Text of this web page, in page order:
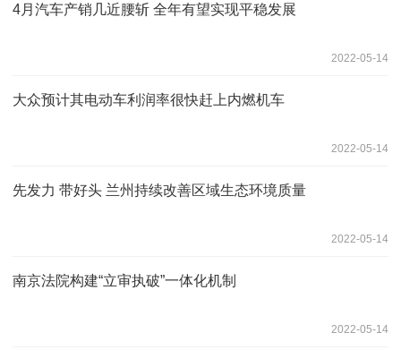
4月汽车产销几近腰斩 全年有望实现平稳发展
2022-05-14
大众预计其电动车利润率很快赶上内燃机车
2022-05-14
先发力 带好头 兰州持续改善区域生态环境质量
2022-05-14
南京法院构建“立审执破”一体化机制
2022-05-14